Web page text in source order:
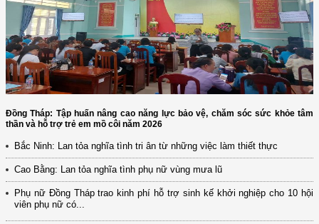
Đồng Tháp: Tập huấn nâng cao năng lực bảo vệ, chăm sóc sức khỏe tâm
thần và hỗ trợ trẻ em mồ côi năm 2026
Bắc Ninh: Lan tỏa nghĩa tình tri ân từ những việc làm thiết thực
Cao Bằng: Lan tỏa nghĩa tình phụ nữ vùng mưa lũ
Phụ nữ Đồng Tháp trao kinh phí hỗ trợ sinh kế khởi nghiệp cho 10 hội
viên phụ nữ có...